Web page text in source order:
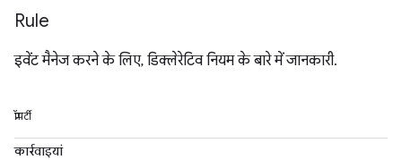
Rule
इवेंट मैनेज करने के लिए, डिक्लेरेटिव नियम के बारे में जानकारी.
प्रॉपर्टी
कार्रवाइयां